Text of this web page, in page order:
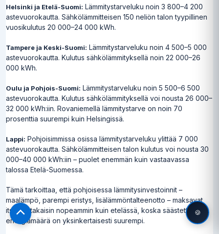
Helsinki ja Etelä-Suomi: Lämmitystarveluku noin 3 800–4 200
astevuorokautta. Sähkölämmitteisen 150 neliön talon tyypillinen
vuosikulutus 20 000–24 000 kWh.
Tampere ja Keski-Suomi: Lämmitystarveluku noin 4 500–5 000
astevuorokautta. Kulutus sähkölämmityksellä noin 22 000–26
000 kWh.
Oulu ja Pohjois-Suomi: Lämmitystarveluku noin 5 500–6 500
astevuorokautta. Kulutus sähkölämmityksellä voi nousta 26 000–
32 000 kWh:iin. Rovaniemellä lämmitystarve on noin 70
prosenttia suurempi kuin Helsingissä.
Lappi: Pohjoisimmissa osissa lämmitystarveluku ylittää 7 000
astevuorokautta. Sähkölämmitteisen talon kulutus voi nousta 30
000–40 000 kWh:iin – puolet enemmän kuin vastaavassa
talossa Etelä-Suomessa.
Tämä tarkoittaa, että pohjoisessa lämmitysinvestoinnit –
maalämpö, parempi eristys, lisälämmöntalteenotto – maksavat
itsensä takaisin nopeammin kuin etelässä, koska säästettävä
energiamäärä on yksinkertaisesti suurempi.
🍪
Scroll
to